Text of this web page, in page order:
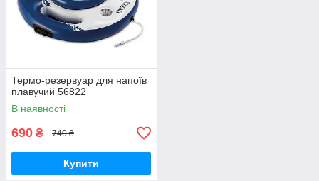
Термо-резервуар для напоїв
плавучий 56822
В наявності
690 ₴ 740 ₴
Купити